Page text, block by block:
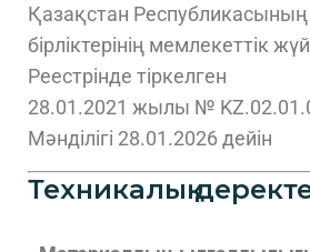
Қазақстан
бірліктерінің мемлекеттік
Реестрінде тіркелген
28.01.2021 жылы №
Мәнділігі 28.01.2026 дейін
Техникалық